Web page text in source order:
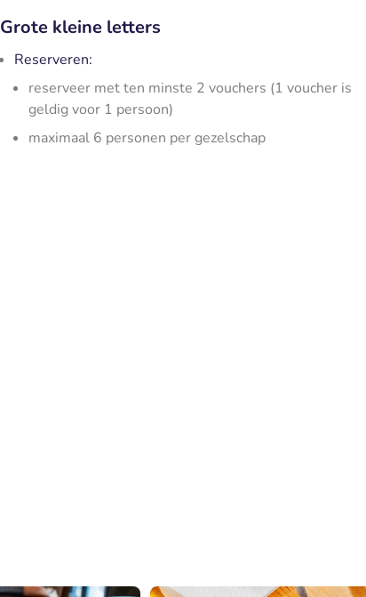
Grote kleine letters
Reserveren:
reserveer met ten minste 2 vouchers (1 voucher is
geldig voor 1 persoon)
maximaal 6 personen per gezelschap